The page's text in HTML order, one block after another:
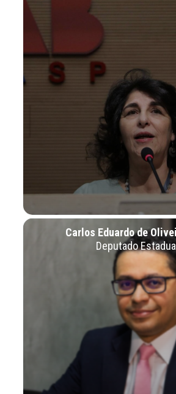
Carlos Eduardo de
Deputado Estadual